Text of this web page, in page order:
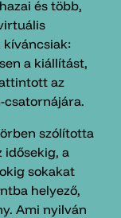
és több,
a kiállítást,
az
csatornájára.
szólította
idősekig, a
sokakat
helyező,
Ami nyilván